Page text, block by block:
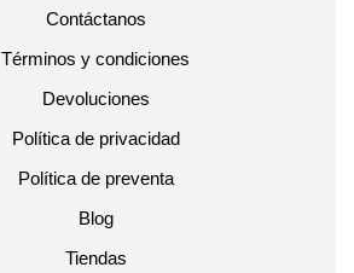
Contáctanos
Términos y condiciones
Devoluciones
Política de privacidad
Política de preventa
Blog
Tiendas